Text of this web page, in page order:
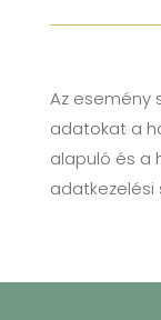
Az esemény
adatokat a
alapuló és a
adatkezelési